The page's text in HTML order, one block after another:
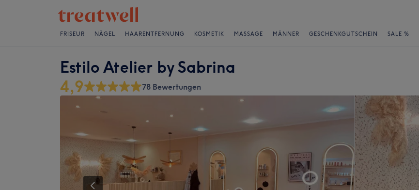
FRISEUR NÄGEL HAARENTFERNUNG KOSMETIK MASSAGE MÄNNER GESCHENKGUTSCHEIN SALE %
Estilo Atelier by Sabrina
4,9 78 Bewertungen